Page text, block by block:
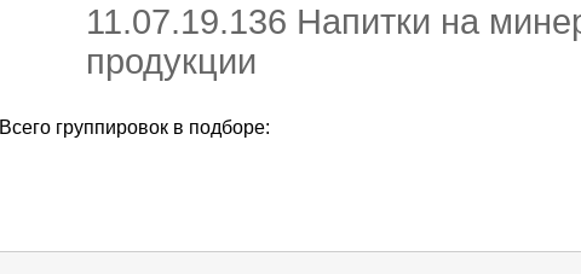
11.07.19.136 Напитки на
продукции
Всего группировок в подборе: